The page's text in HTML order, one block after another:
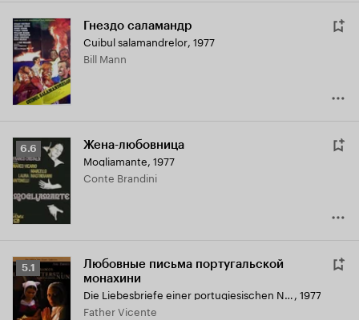
Гнездо саламандр
Cuibul salamandrelor, 1977
Bill Mann
Рейтинг
Кинопоиска
6.6
6.6 Жена-любовница
Mogliamante, 1977
Conte Brandini
Рейтинг
Кинопоиска
5.1
5.1
Любовные письма португальской
монахини
Die Liebesbriefe einer portugiesischen Nonne, 1977
Father Vicente